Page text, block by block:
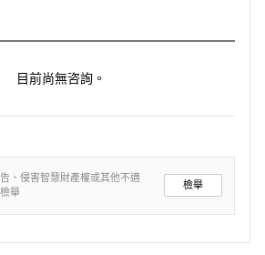
目前尚無咨詢。
、侵害智慧財產權或其他不適
舉
檢舉